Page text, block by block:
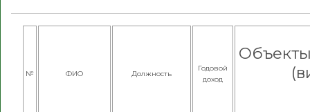
№ ФИО Должность
Годовой
доход